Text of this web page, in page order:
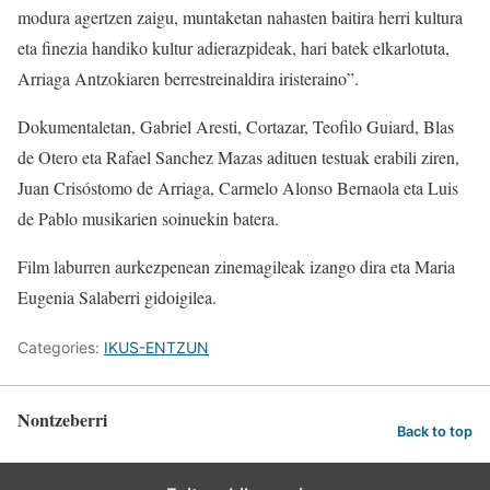
modura agertzen zaigu, muntaketan nahasten baitira herri kultura
eta finezia handiko kultur adierazpideak, hari batek elkarlotuta,
Arriaga Antzokiaren berrestreinaldira iristeraino”.
Dokumentaletan, Gabriel Aresti, Cortazar, Teofilo Guiard, Blas
de Otero eta Rafael Sanchez Mazas adituen testuak erabili ziren,
Juan Crisóstomo de Arriaga, Carmelo Alonso Bernaola eta Luis
de Pablo musikarien soinuekin batera.
Film laburren aurkezpenean zinemagileak izango dira eta Maria
Eugenia Salaberri gidoigilea.
Categories: IKUS-ENTZUN
Nontzeberri Back to top